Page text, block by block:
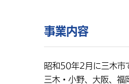
事業内容
昭和50年2月に三木市
三木・小野、大阪、福